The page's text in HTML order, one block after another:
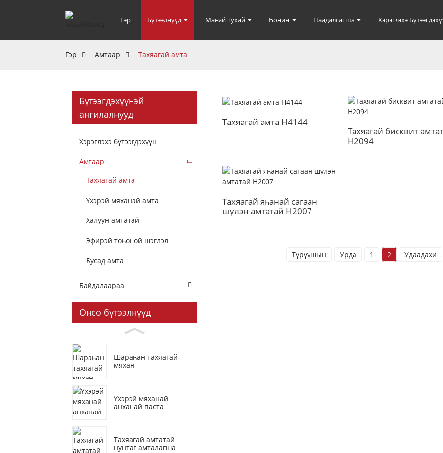
Гэр Бүтээлнүүд Манай Тухай Һонин Наадалсагша Хэрэглэхэ
Гэр Амтаар Тахяагай амта
Бүтээгдэхүүнэй
ангилалнууд
Хэрэглэхэ бүтээгдэхүүн
Амтаар
Тахяагай амта
Үхэрэй мяханай амта
Халуун амтатай
Эфирэй тоһоной шэглэл
Бусад амта
Байдалаараа
Онсо бүтээлнүүд
Шараһан тахяагай
мяхан
Үхэрэй мяханай
анханай паста
Тахяагай амтатай
нунтаг амталагша
Тахяагай амта H4144
Тахяагай бисквит
H2094
Тахяагай яһанай сагаан
шүлэн амтатай H2007
Түрүүшын Урда 1 2 Удаадахи